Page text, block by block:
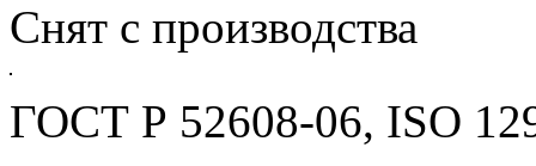
Снят с производства
ГОСТ Р 52608-06, ISO